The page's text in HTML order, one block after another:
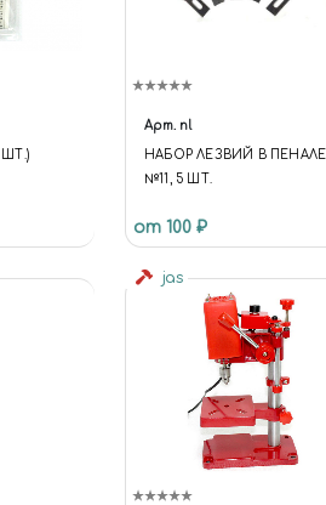
ШТ.)
Арт. nl
НАБОР ЛЕЗВИЙ В ПЕНАЛЕ
№11, 5 ШТ.
от 100 ₽
jas